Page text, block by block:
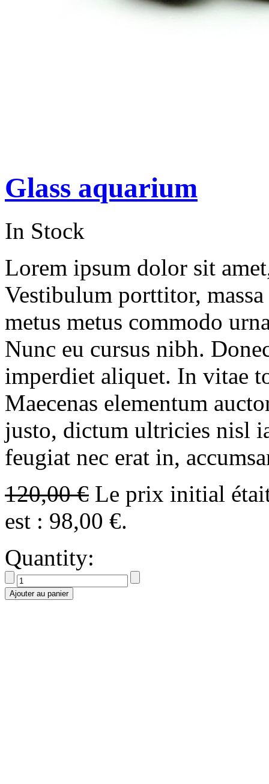
Glass aquarium
In Stock
Lorem ipsum dolor sit
Vestibulum porttitor,
metus metus commodo
Nunc eu cursus nibh.
imperdiet aliquet. In vitae
Maecenas elementum
justo, dictum ultricies nisl
feugiat nec erat in,
120,00€ Le prix initial
est : 98,00 €.
Quantity:
Ajouter au panier